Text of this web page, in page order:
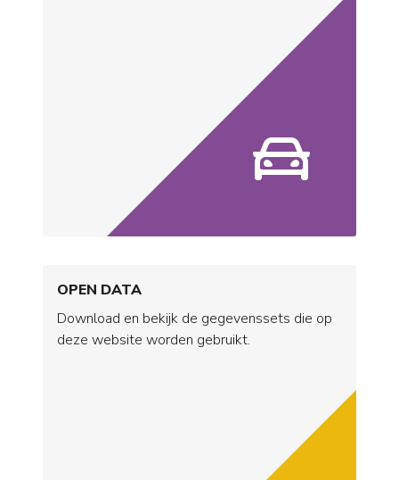
OPEN DATA
Download en bekijk de gegevenssets die op
deze website worden gebruikt.